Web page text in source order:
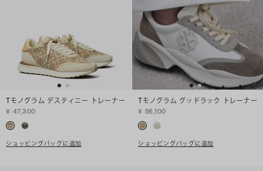
Tモノグラム デスティニー トレーナー
¥ 47,300
ショッピングバッグに追加
Tモノグラム グッドラック トレーナー
¥ 56,100
ショッピングバッグに追加